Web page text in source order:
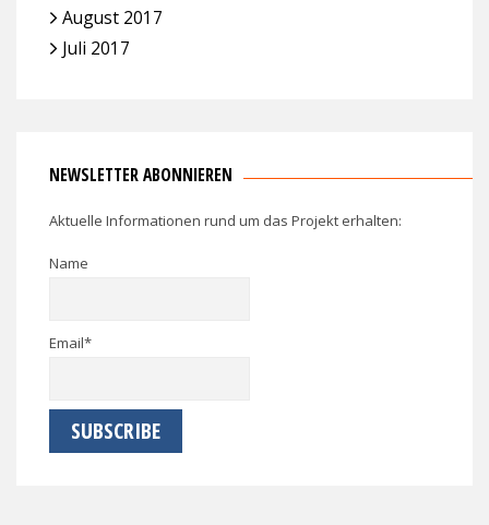
August 2017
Juli 2017
NEWSLETTER ABONNIEREN
Aktuelle Informationen rund um das Projekt erhalten:
Name
Email*